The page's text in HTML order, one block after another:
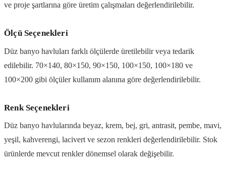
ve proje şartlarına göre üretim çalışmaları değerlendirilebilir.
Ölçü Seçenekleri
Düz banyo havluları farklı ölçülerde üretilebilir veya tedarik
edilebilir. 70×140, 80×150, 90×150, 100×150, 100×180 ve
100×200 gibi ölçüler kullanım alanına göre değerlendirilebilir.
Renk Seçenekleri
Düz banyo havlularında beyaz, krem, bej, gri, antrasit, pembe, mavi,
yeşil, kahverengi, lacivert ve sezon renkleri değerlendirilebilir. Stok
ürünlerde mevcut renkler dönemsel olarak değişebilir.